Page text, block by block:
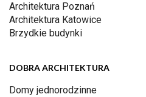
Architektura Poznań
Architektura Katowice
Brzydkie budynki
DOBRA ARCHITEKTURA
Domy jednorodzinne